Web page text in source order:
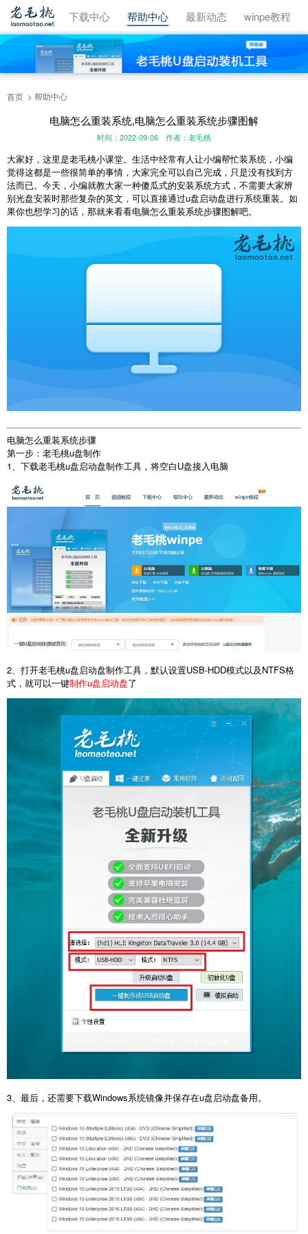
视频教程 下载中心 帮助中心 最新动态 winpe教程
首页 帮助中心
电脑怎么重装系统,电脑怎么重装系统步骤图解
时间：2022-09-06 作者：老毛桃
大家好，这里是老毛桃小课堂。生活中经常有人让小编帮忙装系统，小编
觉得这都是一些很简单的事情，大家完全可以自己完成，只是没有找到方
法而已。今天，小编就教大家一种傻瓜式的安装系统方式，不需要大家辨
别光盘安装时那些复杂的英文，可以直接通过u盘启动盘进行系统重装。如
果你也想学习的话，那就来看看电脑怎么重装系统步骤图解吧。
电脑怎么重装系统步骤
第一步：老毛桃u盘制作
1、下载老毛桃u盘启动盘制作工具，将空白U盘接入电脑
2、打开老毛桃u盘启动盘制作工具，默认设置USB-HDD模式以及NTFS格
式，就可以一键制作u盘启动盘了
3、最后，还需要下载Windows系统镜像并保存在u盘启动盘备用。